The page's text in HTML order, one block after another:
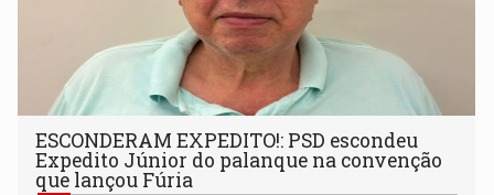
ESCONDERAM EXPEDITO!: PSD escondeu
Expedito Júnior do palanque na convenção
que lançou Fúria